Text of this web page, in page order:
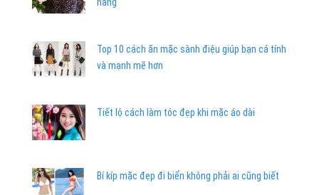
Top 10 cách ăn mặc sành điệu giúp bạn cá tính
và mạnh mẽ hơn
Tiết lộ cách làm tóc đẹp khi mặc áo dài
Bí kíp mặc đẹp đi biển không phải ai cũng biết